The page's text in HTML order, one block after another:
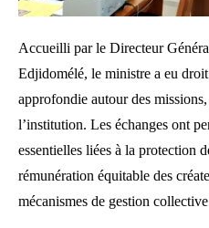
Accueilli par le Directeur
Edjidomélé, le ministre a eu
approfondie autour des
l’institution. Les échanges ont
essentielles liées à la protection
rémunération équitable des
mécanismes de gestion